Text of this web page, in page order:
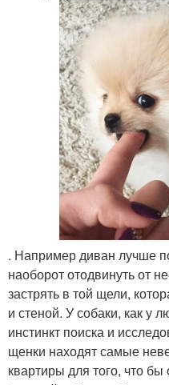
. Например диван лучше
наоборот отодвинуть от
застрять в той щели,
и стеной. У собаки, как у
инстинкт поиска и
щенки находят самые
квартиры для того, что бы